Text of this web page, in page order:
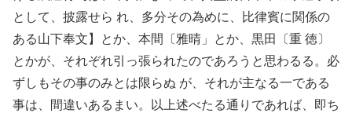
として、披露せら れ、多分その為めに、比律賓に関係の
ある山下奉文】とか、本間〔雅晴」とか、黒田〔重 徳〕
とかが、それぞれ引っ張られたのであろうと思わるる。必
ずしもその事のみとは限らぬ が、それが主なる一である
事は、間違いあるまい。以上述べたる通りであれば、即ち